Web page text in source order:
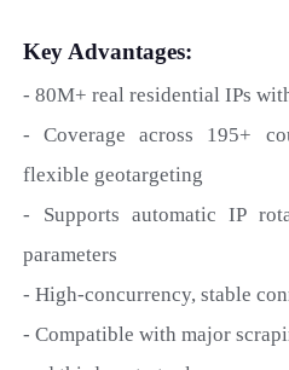
Key Advantages:
- 80M+ real residential IPs
- Coverage across 195+
flexible geotargeting
- Supports automatic IP
parameters
- High-concurrency, stable
- Compatible with major